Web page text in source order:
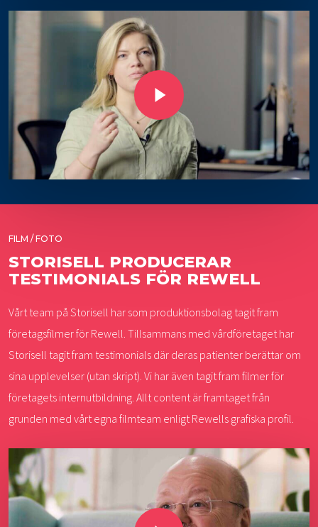
Play Video
FILM / FOTO
STORISELL PRODUCERAR
TESTIMONIALS FÖR REWELL
Vårt team på Storisell har som produktionsbolag tagit fram
företagsfilmer för Rewell. Tillsammans med vårdföretaget har
Storisell tagit fram testimonials där deras patienter berättar om
sina upplevelser (utan skript). Vi har även tagit fram filmer för
företagets internutbildning. Allt content är framtaget från
grunden med vårt egna filmteam enligt Rewells grafiska profil.
Play Video